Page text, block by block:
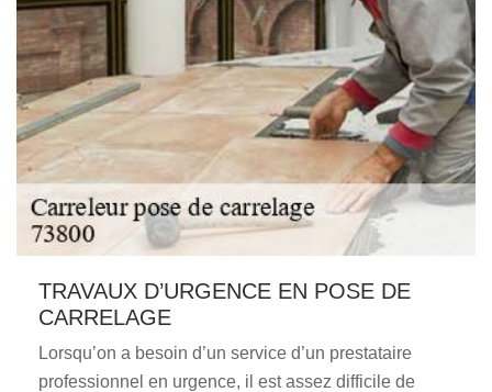
TRAVAUX D’URGENCE EN POSE DE
CARRELAGE
Lorsqu’on a besoin d’un service d’un prestataire
professionnel en urgence, il est assez difficile de